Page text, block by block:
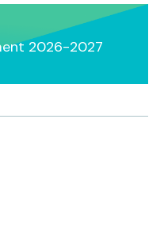
2026-2027